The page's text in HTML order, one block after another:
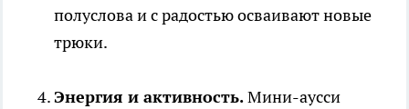
полуслова и с радостью осваивают новые
трюки.
Энергия и активность.Мини-аусси